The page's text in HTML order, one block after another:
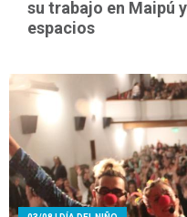
su trabajo en Maipú
espacios